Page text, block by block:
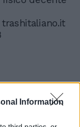
Information